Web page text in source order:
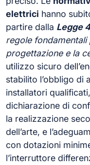
elettrici hanno
partire dalla Legge
regole fondamentali
progettazione e la
utilizzo sicuro
stabilito l’obbligo di
installatori
dichiarazione di
la realizzazione
dell’arte, e
con dotazioni
l’interruttore